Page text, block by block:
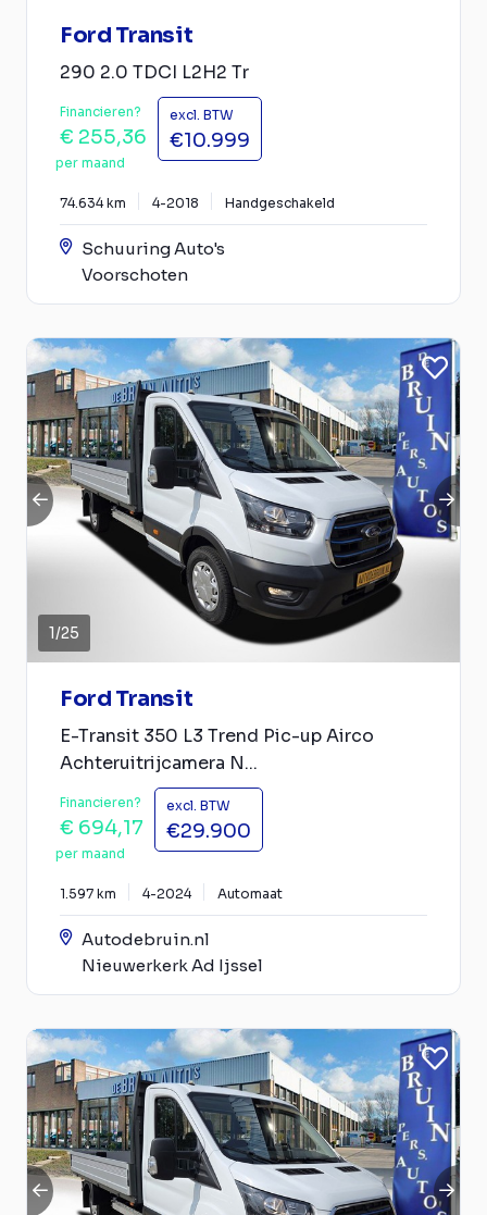
Ford Transit
290 2.0 TDCI L2H2 Tr
Financieren?
€ 255,36
per maand
excl. BTW
€10.999
74.634 km 4-2018 Handgeschakeld
Schuuring Auto's
Voorschoten
1/25
Ford Transit
E-Transit 350 L3 Trend Pic-up Airco
Achteruitrijcamera N...
Financieren?
€ 694,17
per maand
excl. BTW
€29.900
1.597 km 4-2024 Automaat
Autodebruin.nl
Nieuwerkerk Ad Ijssel